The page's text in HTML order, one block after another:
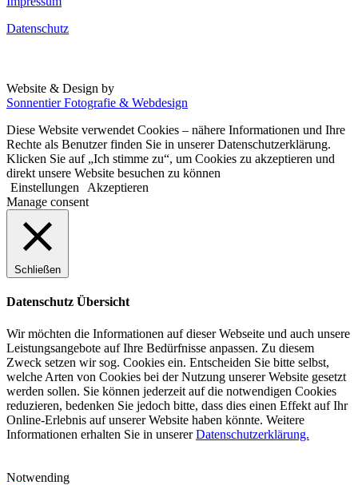
Datenschutz
Website & Design by
Sonnentier Fotografie & Webdesign
Diese Website verwendet Cookies – nähere Informationen und Ihre
Rechte als Benutzer finden Sie in unserer Datenschutzerklärung.
Klicken Sie auf „Ich stimme zu“, um Cookies zu akzeptieren und
direkt unsere Website besuchen zu können
Einstellungen
Akzeptieren
Manage consent
Schließen
Datenschutz Übersicht
Wir möchten die Informationen auf dieser Webseite und auch unsere
Leistungsangebote auf Ihre Bedürfnisse anpassen. Zu diesem
Zweck setzen wir sog. Cookies ein. Entscheiden Sie bitte selbst,
welche Arten von Cookies bei der Nutzung unserer Website gesetzt
werden sollen. Sie können jederzeit auf die notwendigen Cookies
reduzieren, bedenken Sie jedoch bitte, dass dies einen Effekt auf Ihr
Online-Erlebnis auf unserer Website haben könnte. Weitere
Informationen erhalten Sie in unsererDatenschutzerklärung.
Notwending